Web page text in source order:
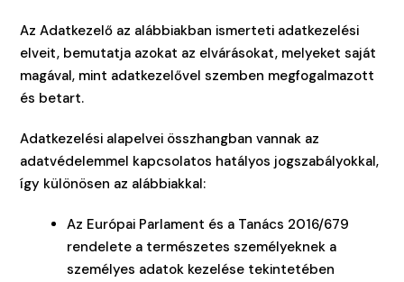
Az Adatkezelő az alábbiakban ismerteti adatkezelési
elveit, bemutatja azokat az elvárásokat, melyeket saját
magával, mint adatkezelővel szemben megfogalmazott
és betart.
Adatkezelési alapelvei összhangban vannak az
adatvédelemmel kapcsolatos hatályos jogszabályokkal,
így különösen az alábbiakkal:
Az Európai Parlament és a Tanács 2016/679
rendelete a természetes személyeknek a
személyes adatok kezelése tekintetében